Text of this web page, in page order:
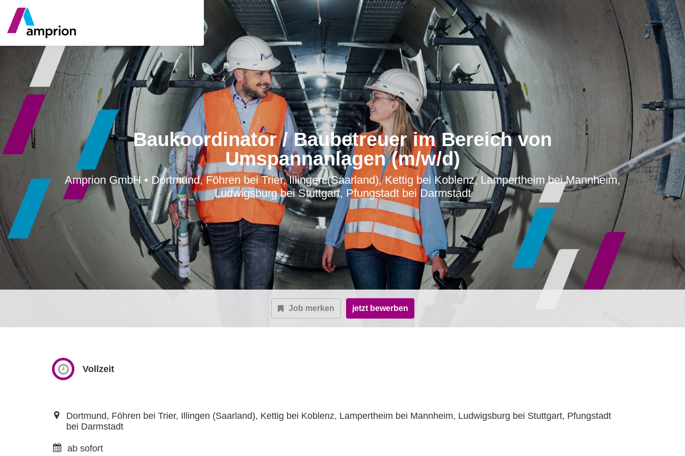
Baukoordinator / Baubetreuer im Bereich von
Umspannanlagen (m/w/d)
Amprion GmbH • Dortmund, Föhren bei Trier, Illingen (Saarland), Kettig bei Koblenz, Lampertheim bei Mannheim,
Ludwigsburg bei Stuttgart, Pfungstadt bei Darmstadt
Job merken jetzt bewerben
Vollzeit
Dortmund, Föhren bei Trier, Illingen (Saarland), Kettig bei Koblenz, Lampertheim bei Mannheim, Ludwigsburg bei Stuttgart, Pfungstadt
bei Darmstadt
ab sofort